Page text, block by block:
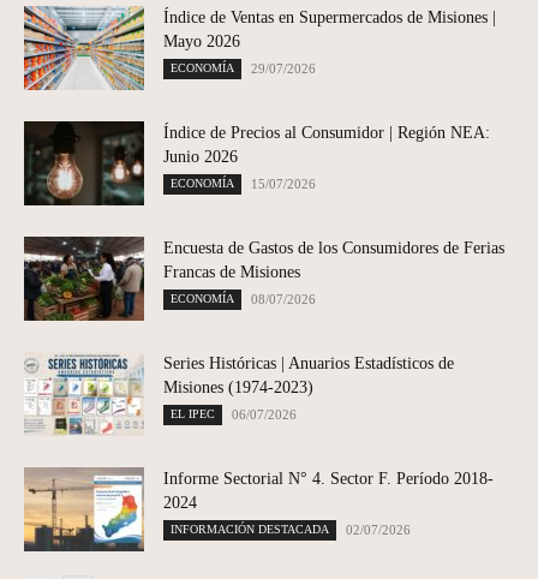
Índice de Ventas en Supermercados de Misiones |
Mayo 2026
ECONOMÍA 29/07/2026
Índice de Precios al Consumidor | Región NEA:
Junio 2026
ECONOMÍA 15/07/2026
Encuesta de Gastos de los Consumidores de Ferias
Francas de Misiones
ECONOMÍA 08/07/2026
Series Históricas | Anuarios Estadísticos de
Misiones (1974-2023)
EL IPEC 06/07/2026
Informe Sectorial N° 4. Sector F. Período 2018-
2024
INFORMACIÓN DESTACADA 02/07/2026